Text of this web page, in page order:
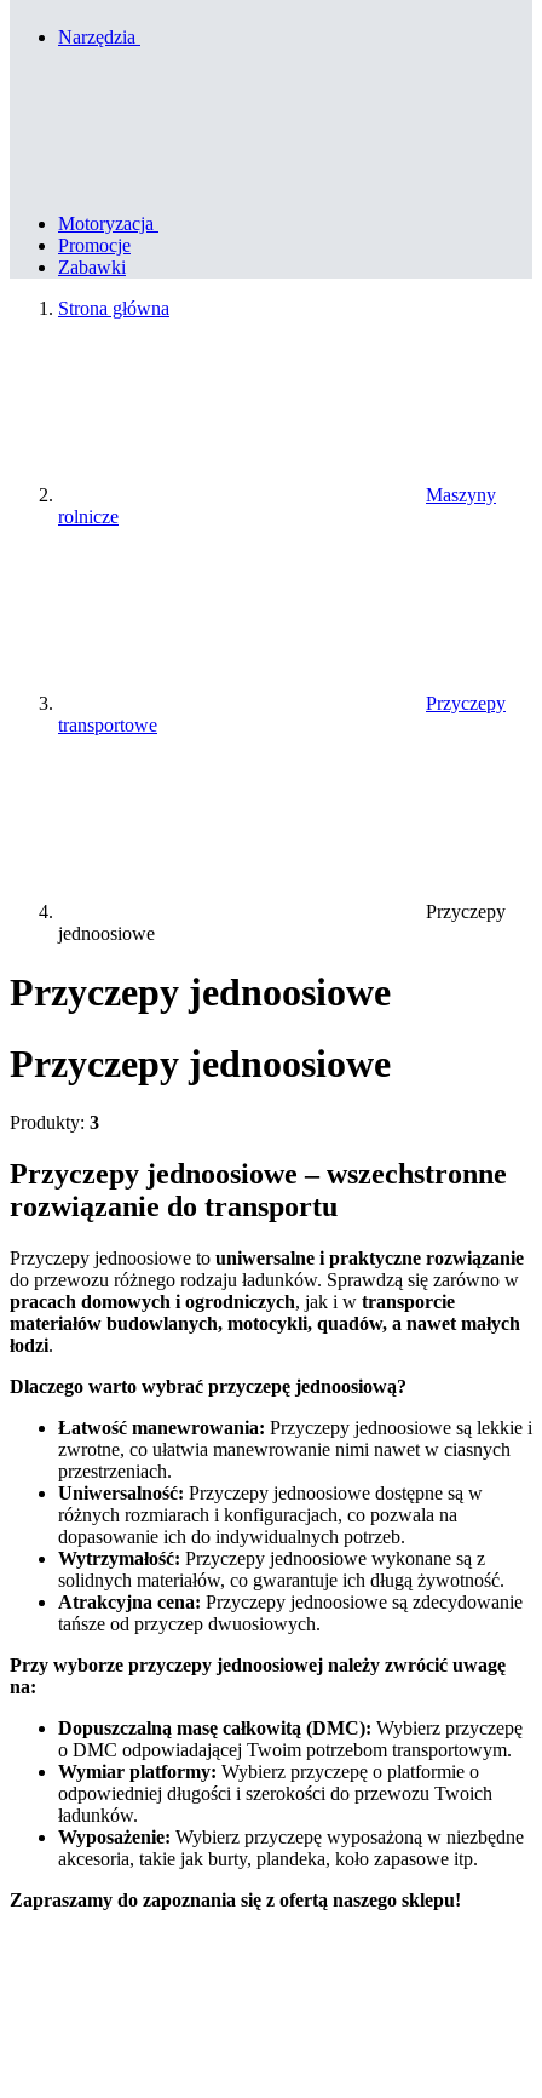
Narzędzia
Motoryzacja
Promocje
Zabawki
Strona główna
Maszyny
rolnicze
Przyczepy
transportowe
Przyczepy
jednoosiowe
Przyczepy jednoosiowe
Przyczepy jednoosiowe
Produkty: 3
Przyczepy jednoosiowe – wszechstronne
rozwiązanie do transportu
Przyczepy jednoosiowe to uniwersalne i praktyczne rozwiązanie
do przewozu różnego rodzaju ładunków. Sprawdzą się zarówno w
pracach domowych i ogrodniczych, jak i w transporcie
materiałów budowlanych, motocykli, quadów, a nawet małych
łodzi.
Dlaczego warto wybrać przyczepę jednoosiową?
Łatwość manewrowania: Przyczepy jednoosiowe są lekkie i
zwrotne, co ułatwia manewrowanie nimi nawet w ciasnych
przestrzeniach.
Uniwersalność: Przyczepy jednoosiowe dostępne są w
różnych rozmiarach i konfiguracjach, co pozwala na
dopasowanie ich do indywidualnych potrzeb.
Wytrzymałość: Przyczepy jednoosiowe wykonane są z
solidnych materiałów, co gwarantuje ich długą żywotność.
Atrakcyjna cena: Przyczepy jednoosiowe są zdecydowanie
tańsze od przyczep dwuosiowych.
Przy wyborze przyczepy jednoosiowej należy zwrócić uwagę
na:
Dopuszczalną masę całkowitą (DMC): Wybierz przyczepę
o DMC odpowiadającej Twoim potrzebom transportowym.
Wymiar platformy: Wybierz przyczepę o platformie o
odpowiedniej długości i szerokości do przewozu Twoich
ładunków.
Wyposażenie: Wybierz przyczepę wyposażoną w niezbędne
akcesoria, takie jak burty, plandeka, koło zapasowe itp.
Zapraszamy do zapoznania się z ofertą naszego sklepu!